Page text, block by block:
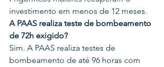
investimento em menos de 12 meses.
A PAAS realiza teste de bombeamento
de 72h exigido?
Sim. A PAAS realiza testes de
bombeamento de até 96 horas com